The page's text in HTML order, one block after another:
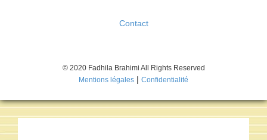
Contact
© 2020 Fadhila Brahimi All Rights Reserved
Mentions légales | Confidentialité